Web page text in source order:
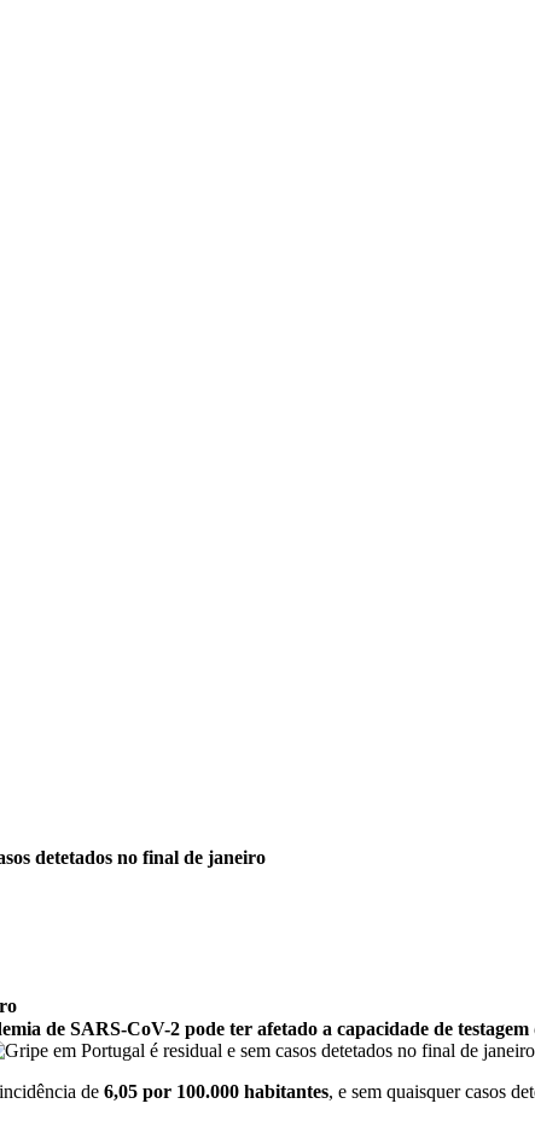
detetados no final de janeiro
de SARS-CoV-2 pode ter afetado a capacidade de
de 6,05 por 100.000 habitantes, e sem quaisquer casos